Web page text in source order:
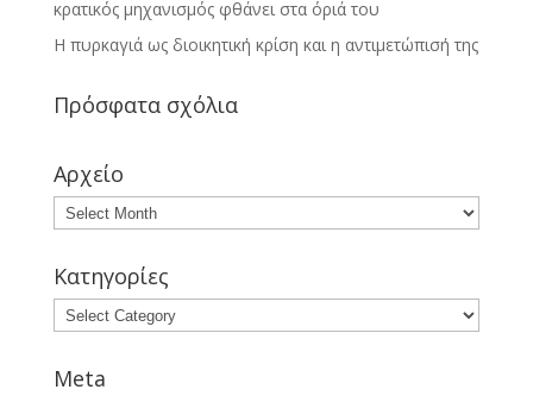
κρατικός μηχανισμός φθάνει στα όριά του
Η πυρκαγιά ως διοικητική κρίση και η αντιμετώπισή της
Πρόσφατα σχόλια
Αρχείο
Κατηγορίες
Meta